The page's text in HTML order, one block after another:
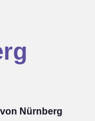
Nürnberg